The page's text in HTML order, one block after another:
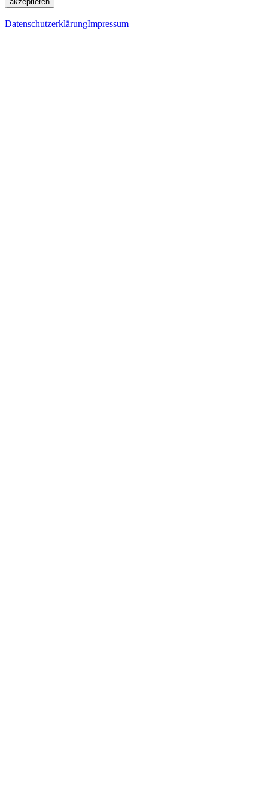
DatenschutzerklärungImpressum